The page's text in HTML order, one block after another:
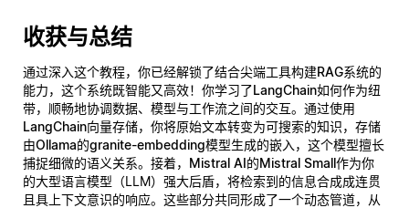
收获与总结
通过深入这个教程，你已经解锁了结合尖端工具构建RAG系统的
能力，这个系统既智能又高效！你学习了LangChain如何作为纽
带，顺畅地协调数据、模型与工作流之间的交互。通过使用
LangChain向量存储，你将原始文本转变为可搜索的知识，存储
由Ollama的granite-embedding模型生成的嵌入，这个模型擅长
捕捉细微的语义关系。接着， Mistral AI的Mistral Small作为你
的大型语言模型（LLM）强大后盾，将检索到的信息合成成连贯
且具上下文意识的响应。这些部分共同形成了一个动态管道，从